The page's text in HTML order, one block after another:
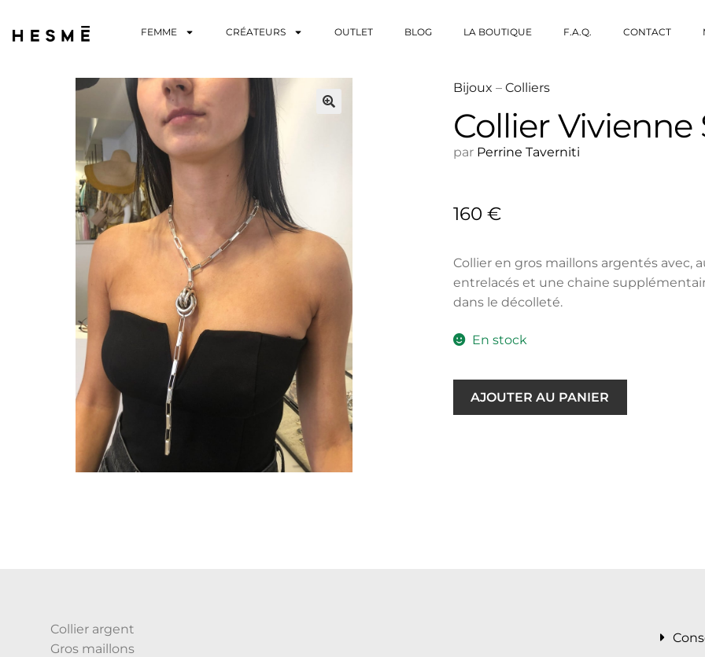
FEMME CRÉATEURS OUTLET BLOG LA BOUTIQUE F.A.Q. CONTACT
Bijoux – Colliers
Collier Vivienne
par Perrine Taverniti
160 €
Collier en gros maillons argentés avec,
entrelacés et une chaine
dans le décolleté.
En stock
AJOUTER AU PANIER
Collier argent
Gros maillons